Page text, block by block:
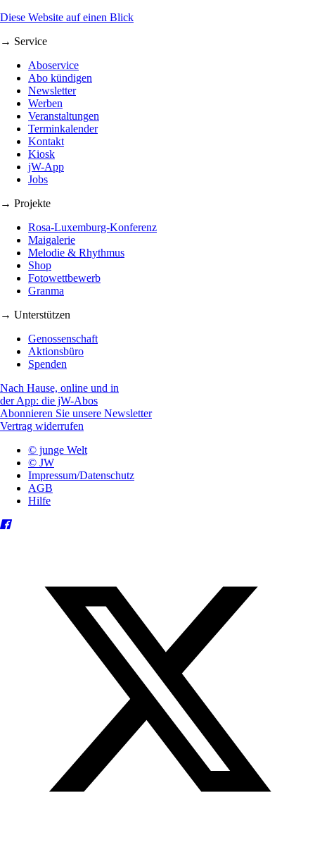
Diese Website auf einen Blick
→ Service
Aboservice
Abo kündigen
Newsletter
Werben
Veranstaltungen
Terminkalender
Kontakt
Kiosk
jW-App
Jobs
→ Projekte
Rosa-Luxemburg-Konferenz
Maigalerie
Melodie & Rhythmus
Shop
Fotowettbewerb
Granma
→ Unterstützen
Genossenschaft
Aktionsbüro
Spenden
Nach Hause, online und in
der App: die jW-Abos
Abonnieren Sie unsere Newsletter
Vertrag widerrufen
© junge Welt
© JW
Impressum/Datenschutz
AGB
Hilfe